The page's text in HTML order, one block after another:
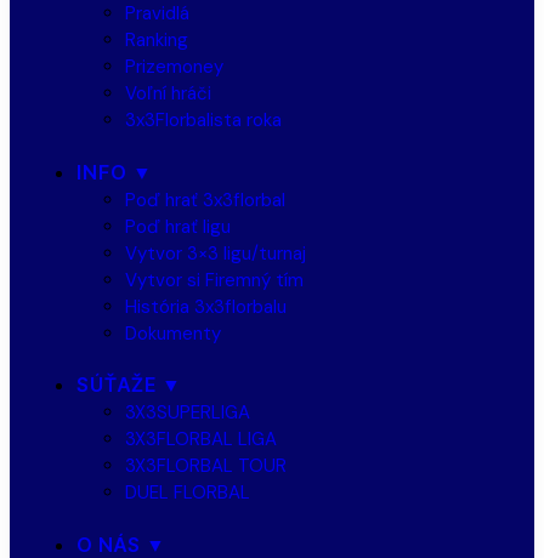
Pravidlá
Ranking
Prizemoney
Voľní hráči
3x3Florbalista roka
INFO ▼
Poď hrať 3x3florbal
Poď hrať ligu
Vytvor 3×3 ligu/turnaj
Vytvor si Firemný tím
História 3x3florbalu
Dokumenty
SÚŤAŽE ▼
3X3SUPERLIGA
3X3FLORBAL LIGA
3X3FLORBAL TOUR
DUEL FLORBAL
O NÁS ▼